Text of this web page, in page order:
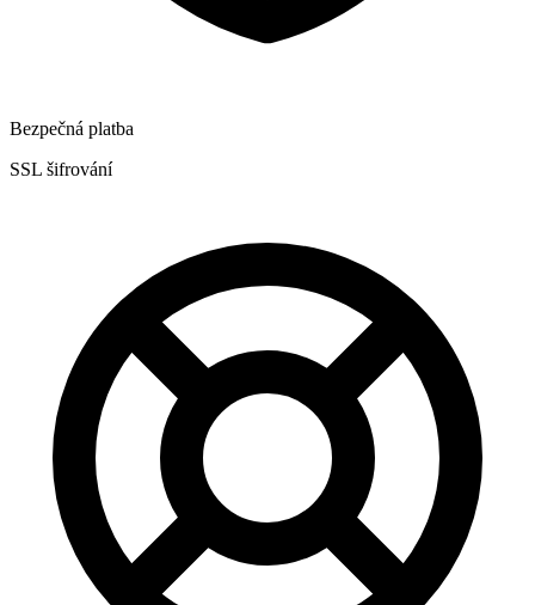
Bezpečná platba
SSL šifrování